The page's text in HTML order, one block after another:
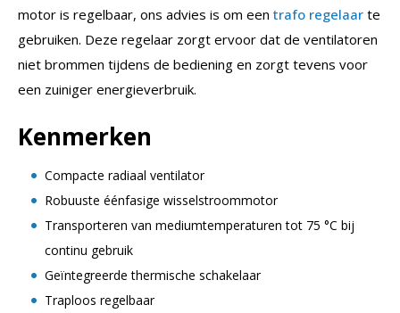
motor is regelbaar, ons advies is om een trafo regelaar te
gebruiken. Deze regelaar zorgt ervoor dat de ventilatoren
niet brommen tijdens de bediening en zorgt tevens voor
een zuiniger energieverbruik.
Kenmerken
Compacte radiaal ventilator
Robuuste éénfasige wisselstroommotor
Transporteren van mediumtemperaturen tot 75 °C bij
continu gebruik
Geïntegreerde thermische schakelaar
Traploos regelbaar